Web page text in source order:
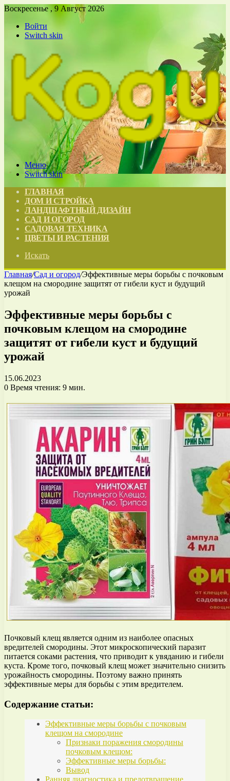
Воскресенье , 9 Август 2026
Войти
Switch skin
Меню
Switch skin
ГЛАВНАЯ
ДОМ И СТРОЙКА
ЛАНДШАФТНЫЙ ДИЗАЙН
САД И ОГОРОД
САДОВАЯ ТЕХНИКА
ЦВЕТЫ И РАСТЕНИЯ
Искать
Главная/Сад и огород/Эффективные меры борьбы с почковым
клещом на смородине защитят от гибели куст и будущий
урожай
Эффективные меры борьбы с
почковым клещом на смородине
защитят от гибели куст и будущий
урожай
15.06.2023
0 Время чтения: 9 мин.
Почковый клещ является одним из наиболее опасных
вредителей смородины. Этот микроскопический паразит
питается соками растения, что приводит к увяданию и гибели
куста. Кроме того, почковый клещ может значительно снизить
урожайность смородины. Поэтому важно принять
эффективные меры для борьбы с этим вредителем.
Содержание статьи:
Эффективные меры борьбы с почковым
клещом на смородине
Признаки поражения смородины
почковым клещом:
Эффективные меры борьбы:
Вывод